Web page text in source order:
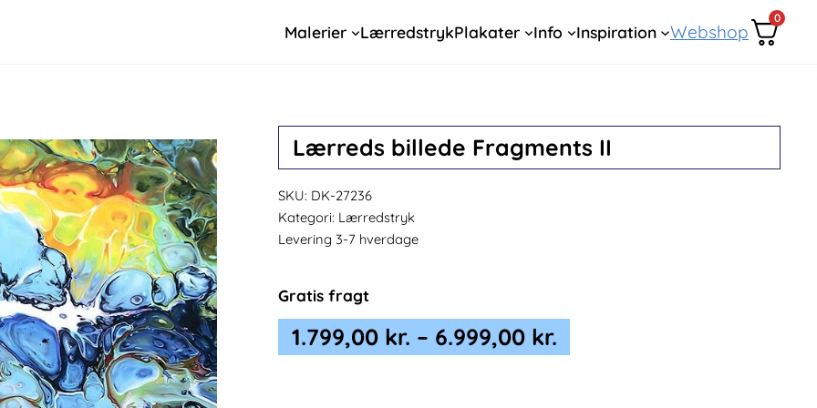
Malerier LærredstrykPlakater Info Inspiration Webshop
0
Lærreds billede Fragments II
SKU: DK-27236
Kategori: Lærredstryk
Levering 3-7 hverdage
Gratis fragt
1.799,00 kr. – 6.999,00 kr.Prisinterval:
1.799,00 kr.